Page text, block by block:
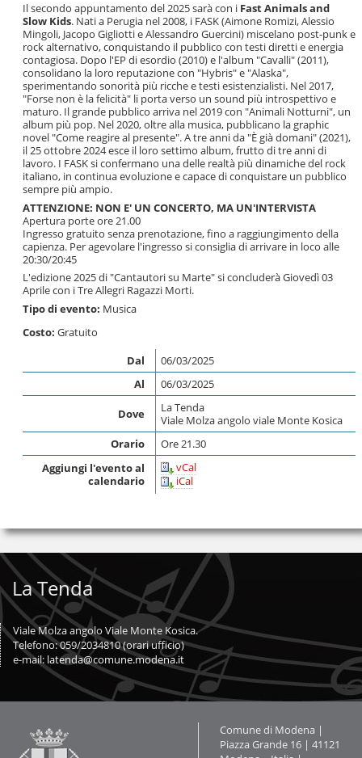
Il secondo appuntamento del 2025 sarà con i Fast Animals and
Slow Kids. Nati a Perugia nel 2008, i FASK (Aimone Romizi, Alessio
Mingoli, Jacopo Gigliotti e Alessandro Guercini) miscelano post-punk e
rock alternativo, conquistando il pubblico con testi diretti e energia
contagiosa. Dopo l'EP di esordio (2010) e l'album "Cavalli" (2011),
consolidano la loro reputazione con "Hybris" e "Alaska",
sperimentando sonorità più ricche e testi esistenzialisti. Nel 2017,
"Forse non è la felicità" li porta verso un sound più introspettivo e
maturo. Il grande pubblico arriva nel 2019 con "Animali Notturni", un
album più pop. Nel 2020, oltre alla musica, pubblicano la graphic
novel "Come reagire al presente". A tre anni da "È già domani" (2021),
il 25 ottobre 2024 esce il loro settimo album, frutto di tre anni di
lavoro. I FASK si confermano una delle realtà più dinamiche del rock
italiano, in continua evoluzione e capace di conquistare un pubblico
sempre più ampio.
ATTENZIONE: NON E' UN CONCERTO, MA UN'INTERVISTA
Apertura porte ore 21.00
Ingresso gratuito senza prenotazione, fino a raggiungimento della
capienza. Per agevolare l'ingresso si consiglia di arrivare in loco alle
20:30/20:45
L'edizione 2025 di "Cantautori su Marte" si concluderà Giovedì 03
Aprile con i Tre Allegri Ragazzi Morti.
Tipo di evento: Musica
Costo: Gratuito
Dal
06/03/2025
Al
06/03/2025
Dove
La Tenda
Viale Molza angolo viale Monte Kosica
Orario
Ore 21.30
Aggiungi l'evento al
calendario
vCal
iCal
La Tenda
Viale Molza angolo Viale Monte Kosica.
Telefono: 059/2034810 (orari ufficio)
e-mail: latenda@comune.modena.it
Contatti
Comune di Modena |
Piazza Grande 16 | 41121